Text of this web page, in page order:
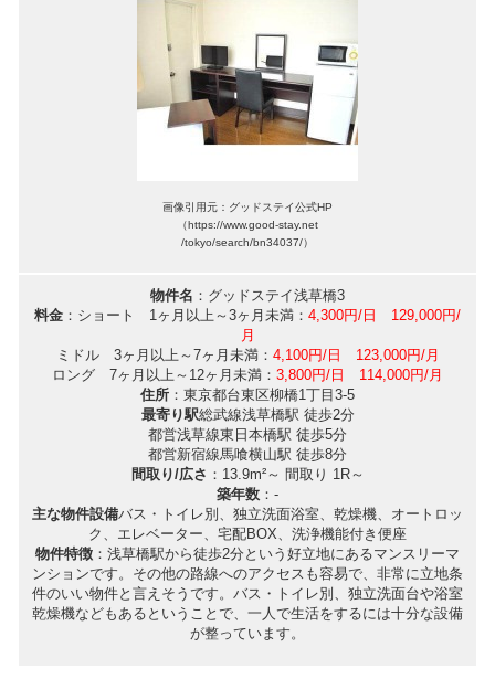
画像引用元：グッドステイ公式HP
（https://www.good-stay.net
/tokyo/search/bn34037/）
物件名 ：グッドステイ浅草橋3
料金 ：ショート 1ヶ月以上～3ヶ月未満： 4,300円/日 129,000円/
月
ミドル 3ヶ月以上～7ヶ月未満： 4,100円/日 123,000円/月
ロング 7ヶ月以上～12ヶ月未満： 3,800円/日 114,000円/月
住所 ：東京都台東区柳橋1丁目3-5
最寄り駅総武線浅草橋駅 徒歩2分
都営浅草線東日本橋駅 徒歩5分
都営新宿線馬喰横山駅 徒歩8分
間取り/広さ ：13.9m²～ 間取り 1R～
築年数 ：-
主な物件設備バス・トイレ別、独立洗面浴室、乾燥機、オートロッ
ク、エレベーター、宅配BOX、洗浄機能付き便座
物件特徴 ：浅草橋駅から徒歩2分という好立地にあるマンスリーマ
ンションです。その他の路線へのアクセスも容易で、非常に立地条
件のいい物件と言えそうです。バス・トイレ別、独立洗面台や浴室
乾燥機などもあるということで、一人で生活をするには十分な設備
が整っています。